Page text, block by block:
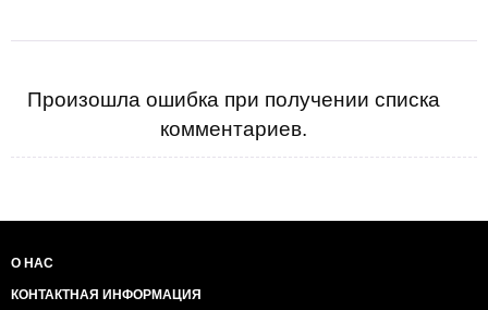
Произошла ошибка при получении списка
комментариев.
О НАС
КОНТАКТНАЯ ИНФОРМАЦИЯ